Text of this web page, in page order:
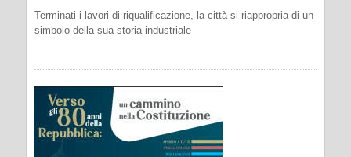
Terminati i lavori di riqualificazione, la città si riappropria di un
simbolo della sua storia industriale